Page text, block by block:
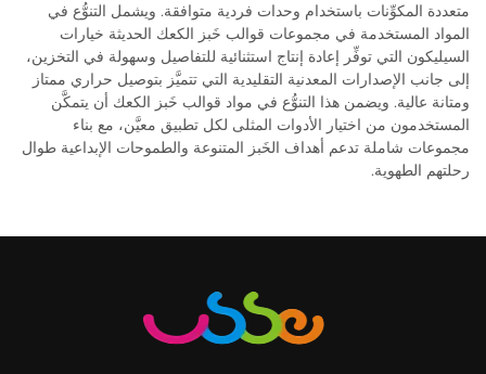
متعددة المكوِّنات باستخدام وحدات فردية متوافقة. ويشمل التنوُّع في
المواد المستخدمة في مجموعات قوالب خَبز الكعك الحديثة خيارات
السيليكون التي توفِّر إعادة إنتاج استثنائية للتفاصيل وسهولة في التخزين،
إلى جانب الإصدارات المعدنية التقليدية التي تتميَّز بتوصيل حراري ممتاز
ومتانة عالية. ويضمن هذا التنوُّع في مواد قوالب خَبز الكعك أن يتمكَّن
المستخدمون من اختيار الأدوات المثلى لكل تطبيق معيَّن، مع بناء
مجموعات شاملة تدعم أهداف الخَبز المتنوعة والطموحات الإبداعية طوال
رحلتهم الطهوية.